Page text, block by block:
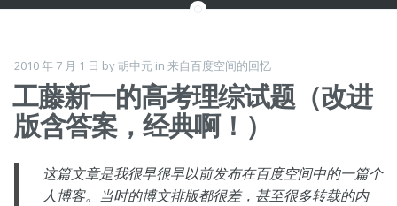
2010 年 7 月 1 日 by胡中元 in 来自百度空间的回忆
工藤新一的高考理综试题（改进
版含答案，经典啊！）
这篇文章是我很早很早以前发布在百度空间中的一篇个
人博客。当时的博文排版都很差，甚至很多转载的内